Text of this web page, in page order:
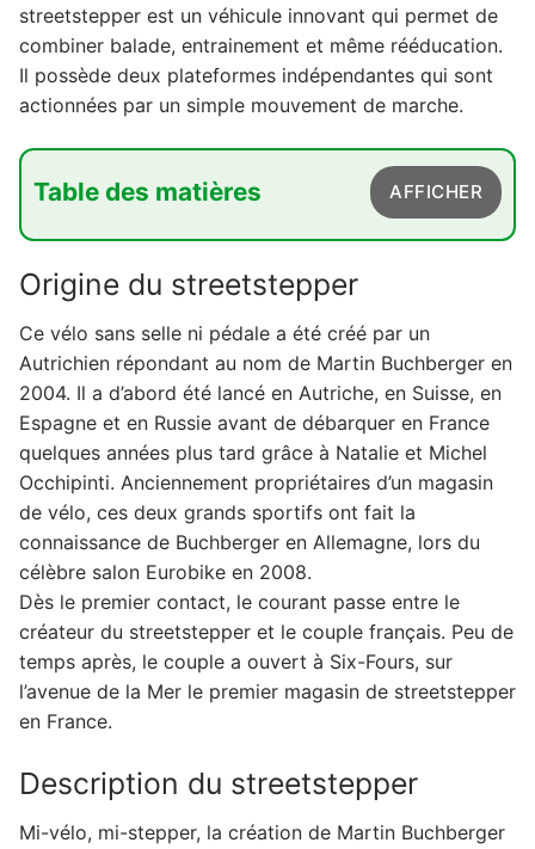
streetstepper est un véhicule innovant qui permet de
combiner balade, entrainement et même rééducation.
Il possède deux plateformes indépendantes qui sont
actionnées par un simple mouvement de marche.
Table des matières AFFICHER
2. Description du streetstepper
3. Les caractéristiques techniques du
streetstepper
4. Les bienfaits du streetstepper
5. Le streetstepper en France
Origine du streetstepper
Ce vélo sans selle ni pédale a été créé par un
Autrichien répondant au nom de Martin Buchberger en
2004. Il a d’abord été lancé en Autriche, en Suisse, en
Espagne et en Russie avant de débarquer en France
quelques années plus tard grâce à Natalie et Michel
Occhipinti. Anciennement propriétaires d’un magasin
de vélo, ces deux grands sportifs ont fait la
connaissance de Buchberger en Allemagne, lors du
célèbre salon Eurobike en 2008.
Dès le premier contact, le courant passe entre le
créateur du streetstepper et le couple français. Peu de
temps après, le couple a ouvert à Six-Fours, sur
l’avenue de la Mer le premier magasin de streetstepper
en France.
Description du streetstepper
Mi-vélo, mi-stepper, la création de Martin Buchberger